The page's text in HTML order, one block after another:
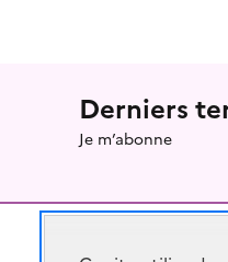
Menu
Derniers
Je m’abonne